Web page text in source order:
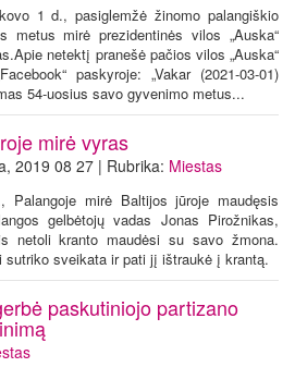
1 d., pasiglemžė žinomo palangiškio
metus mirė prezidentinės vilos „Auska“
netektį pranešė pačios vilos „Auska“
paskyroje: „Vakar (2021-03-01)
54-uosius savo gyvenimo metus...
mirė vyras
2019 08 27 | Rubrika: Miestas
Palangoje mirė Baltijos jūroje maudęsis
gelbėtojų vadas Jonas Pirožnikas,
netoli kranto maudėsi su savo žmona.
sutriko sveikata ir pati jį ištraukė į krantą.
paskutiniojo partizano